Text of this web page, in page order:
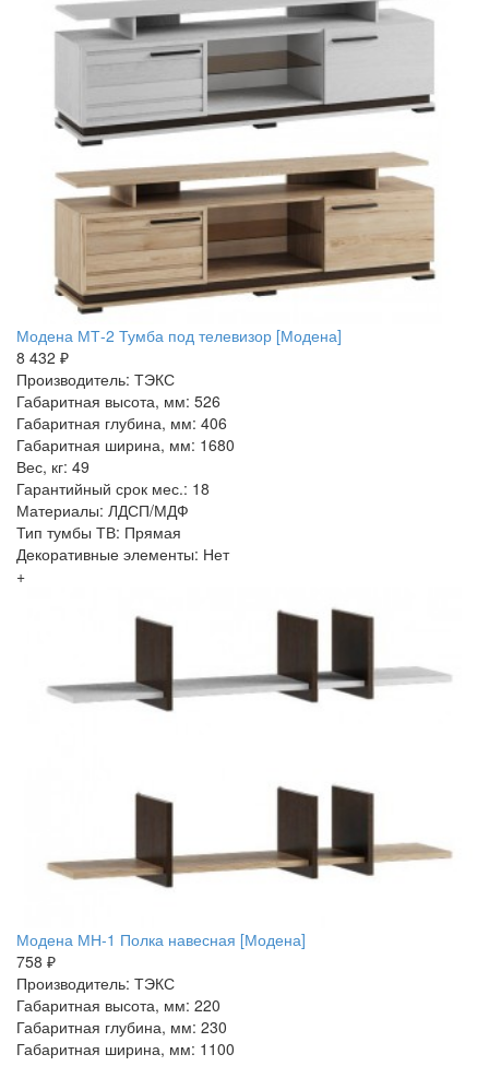
Модена МТ-2 Тумба под телевизор [Модена]
8 432 ₽
Производитель: ТЭКС
Габаритная высота, мм: 526
Габаритная глубина, мм: 406
Габаритная ширина, мм: 1680
Вес, кг: 49
Гарантийный срок мес.: 18
Материалы: ЛДСП/МДФ
Тип тумбы ТВ: Прямая
Декоративные элементы: Нет
+
Модена МН-1 Полка навесная [Модена]
758 ₽
Производитель: ТЭКС
Габаритная высота, мм: 220
Габаритная глубина, мм: 230
Габаритная ширина, мм: 1100